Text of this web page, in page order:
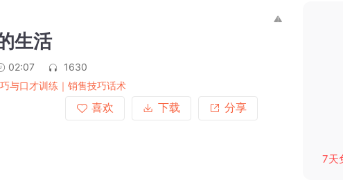
生活
02:07
1630
与口才训练｜销售技巧话术
喜欢
下载 分享
7天